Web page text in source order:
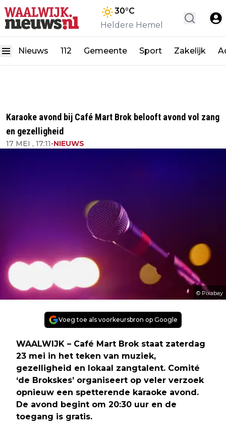
30°C
Heldere Hemel
Nieuws 112 Gemeente Sport Zakelijk
Karaoke avond bij Café Mart Brok belooft avond vol zang
en gezelligheid
17 MEI , 17:11•NIEUWS
© Pixabay
Voeg toe als voorkeursbron op Google
WAALWIJK – Café Mart Brok staat zaterdag
23 mei in het teken van muziek,
gezelligheid en lokaal zangtalent. Comité
‘de Brokskes’ organiseert op veler verzoek
opnieuw een spetterende karaoke avond.
De avond begint om 20:30 uur en de
toegang is gratis.